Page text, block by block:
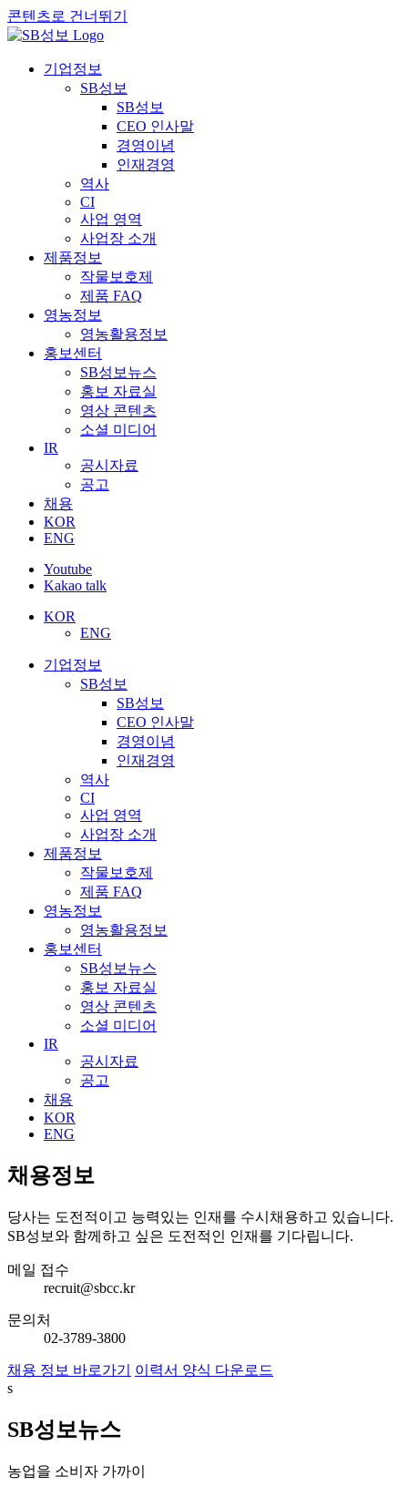
콘텐츠로 건너뛰기
기업정보
SB성보
SB성보
CEO 인사말
경영이념
인재경영
역사
CI
사업 영역
사업장 소개
제품정보
작물보호제
제품 FAQ
영농정보
영농활용정보
홍보센터
SB성보뉴스
홍보 자료실
영상 콘텐츠
소셜 미디어
IR
공시자료
공고
채용
KOR
ENG
Youtube
Kakao talk
KOR
ENG
기업정보
SB성보
SB성보
CEO 인사말
경영이념
인재경영
역사
CI
사업 영역
사업장 소개
제품정보
작물보호제
제품 FAQ
영농정보
영농활용정보
홍보센터
SB성보뉴스
홍보 자료실
영상 콘텐츠
소셜 미디어
IR
공시자료
공고
채용
KOR
ENG
채용정보
당사는 도전적이고 능력있는 인재를 수시채용하고 있습니다.
SB성보와 함께하고 싶은 도전적인 인재를 기다립니다.
메일 접수
recruit@sbcc.kr
문의처
02-3789-3800
채용 정보 바로가기
이력서 양식 다운로드
s
SB성보뉴스
농업을 소비자 가까이